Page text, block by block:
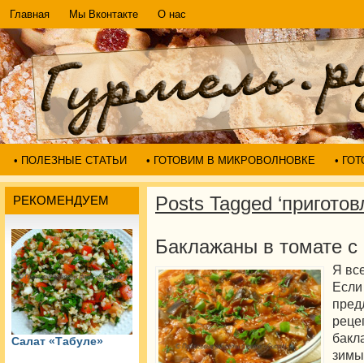
Главная Мы Вконтакте О нас
• ПОЛЕЗНЫЕ СТАТЬИ • ГОТОВИМ В МИКРОВОЛНОВКЕ •
РЕКОМЕНДУЕМ
Салат «Табуле»
Posts Tagged
Баклажаны в томате
Я